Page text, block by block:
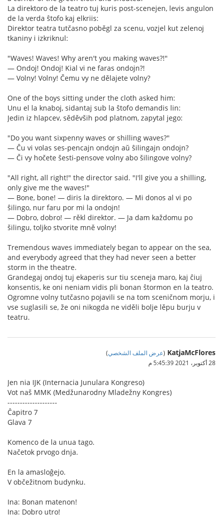
La direktoro de la teatro tuj kuris post-scenejen, levis angulon
de la verda ŝtofo kaj elkriis:
Direktor teatra tutčasno poběgl za scenu, vozjel kut zelenoj
tkaniny i izkriknul:
"Waves! Waves! Why aren't you making waves?!"
— Ondoj! Ondoj! Kial vi ne faras ondojn?!
— Volny! Volny! Čemu vy ne dělajete volny?
One of the boys sitting under the cloth asked him:
Unu el la knaboj, sidantaj sub la ŝtofo demandis lin:
Jedin iz hlapcev, sěděvših pod platnom, zapytal jego:
"Do you want sixpenny waves or shilling waves?"
— Ĉu vi volas ses-pencajn ondojn aŭ ŝilingajn ondojn?
— Či vy hočete šesti-pensove volny abo šilingove volny?
"All right, all right!" the director said. "I'll give you a shilling,
only give me the waves!"
— Bone, bone! — diris la direktoro. — Mi donos al vi po
ŝilingo, nur faru por mi la ondojn!
— Dobro, dobro! — rěkl direktor. — Ja dam každomu po
šilingu, toljko stvorite mně volny!
Tremendous waves immediately began to appear on the sea,
and everybody agreed that they had never seen a better
storm in the theatre.
Grandegaj ondoj tuj ekaperis sur tiu sceneja maro, kaj ĉiuj
konsentis, ke oni neniam vidis pli bonan ŝtormon en la teatro.
Ogromne volny tutčasno pojavili se na tom sceničnom morju, i
vse suglasili se, že oni nikogda ne viděli bolje lěpu burju v
teatru.
KatjaMcFlores
(عرض الملف الشخصي)
28 أكتوبر، 2021 5:45:39 م
Jen nia IJK (Internacia Junulara Kongreso)
Vot naš MMK (Medžunarodny Mladežny Kongres)
--------------------
Ĉapitro 7
Glava 7
Komenco de la unua tago.
Načetok prvogo dnja.
En la amasloĝejo.
V občežitnom budynku.
Ina: Bonan matenon!
Ina: Dobro utro!